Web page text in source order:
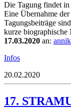
Die Tagung findet in
Eine Übernahme
Tagungsbeiträge
kurze
17.03.2020 an: nna
Infos
20.02.2020
17.